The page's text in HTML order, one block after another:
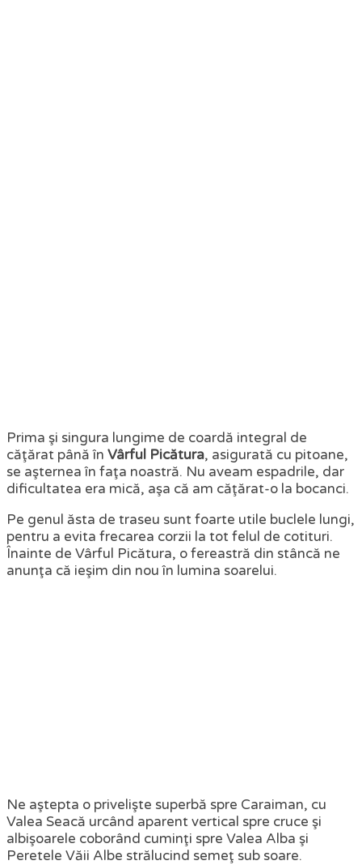
Prima şi singura lungime de coardă integral de
căţărat până în Vârful Picătura, asigurată cu pitoane,
se aşternea în faţa noastră. Nu aveam espadrile, dar
dificultatea era mică, aşa că am căţărat-o la bocanci.
Pe genul ăsta de traseu sunt foarte utile buclele lungi,
pentru a evita frecarea corzii la tot felul de cotituri.
Înainte de Vârful Picătura, o fereastră din stâncă ne
anunţa că ieşim din nou în lumina soarelui.
Ne aştepta o privelişte superbă spre Caraiman, cu
Valea Seacă urcând aparent vertical spre cruce şi
albişoarele coborând cuminţi spre Valea Alba şi
Peretele Văii Albe strălucind semeţ sub soare.